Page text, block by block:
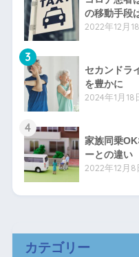
の移動手段
2022年12月
3
セカンドラ
を豊かに
2024年1月18
4
家族同乗
ーとの違い
2022年12月8
カテゴリー